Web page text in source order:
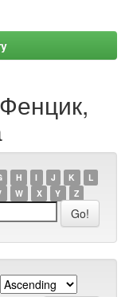
H I J K
L
W X Y Z